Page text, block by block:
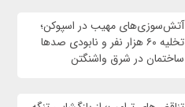
آتش‌سوزی‌های مهیب در اسپوکن؛
تخلیه ۶۰ هزار نفر و نابودی صدها
ساختمان در شرق واشنگتن